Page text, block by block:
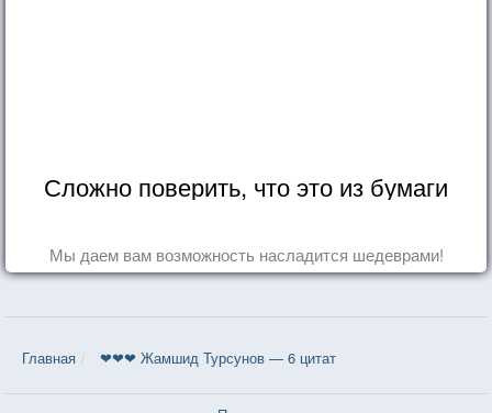
Сложно поверить, что это из бумаги
Мы даем вам возможность насладится шедеврами!
Главная ❤❤❤ Жамшид Турсунов — 6 цитат